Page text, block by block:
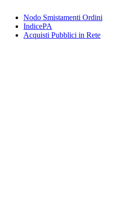
Nodo Smistamenti Ordini
IndicePA
Acquisti Pubblici in Rete